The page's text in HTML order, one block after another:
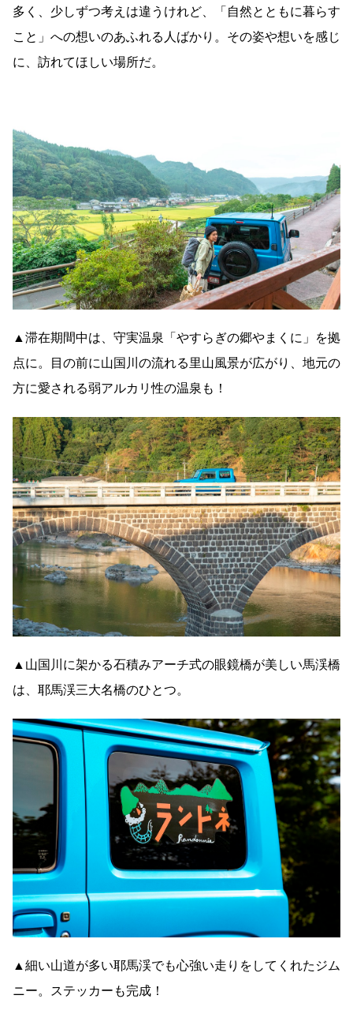
多く、少しずつ考えは違うけれど、「自然とともに暮らす
こと」への想いのあふれる人ばかり。その姿や想いを感じ
に、訪れてほしい場所だ。
▲滞在期間中は、守実温泉「やすらぎの郷やまくに」を拠
点に。目の前に山国川の流れる里山風景が広がり、地元の
方に愛される弱アルカリ性の温泉も！
▲山国川に架かる石積みアーチ式の眼鏡橋が美しい馬渓橋
は、耶馬渓三大名橋のひとつ。
▲細い山道が多い耶馬渓でも心強い走りをしてくれたジム
ニー。ステッカーも完成！